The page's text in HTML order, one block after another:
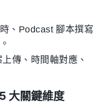
、Podcast 腳本撰寫
傳、時間軸對應、
大關鍵維度